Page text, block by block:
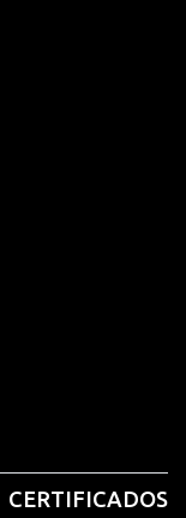
CERTIFICADOS